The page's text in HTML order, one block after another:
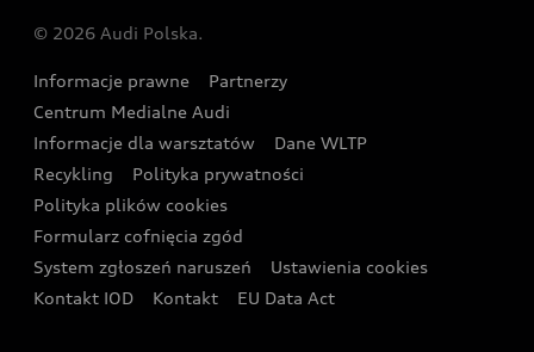
Skonfiguruj swój model z Ekspertem Audi
Wyszukaj najbliższego Partnera Audi
Oferta dla przedsiębiorców
Oferta dla klientów prywatnych
Kalkulator rat
Ubezpieczenie
Zasięg
Gwarancja
Akcje serwisowe Audi
Katalog online akcesoriów
Audi i Muzeum Sztuki Nowoczesnej w Warszawie
Audi driving experience
Audi quattro Cup
Audi i Puchar Świata w Skokach Narciarskich w
Zakopanem
© 2026 Audi Polska.
Informacje prawne
Partnerzy
Centrum Medialne Audi
Informacje dla warsztatów
Dane WLTP
Recykling
Polityka prywatności
Polityka plików cookies
Formularz cofnięcia zgód
System zgłoszeń naruszeń
Ustawienia cookies
Kontakt IOD
Kontakt EU Data Act